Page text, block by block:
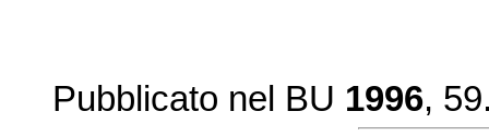
Pubblicato nel BU 1996,